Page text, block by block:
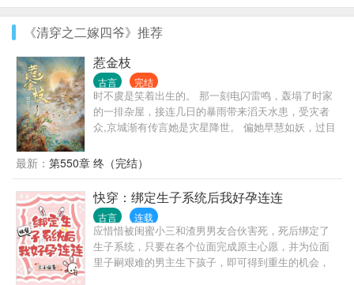
《清穿之二嫁四爷》推荐
惹金枝
古言 完结
时不虞是笑着出生的。 那一刻电闪雷鸣，轰塌了时家
的一排杂屋，接连几日的暴雨带来滔天水患，受灾者
众,京城渐有传言她是灾星降世。 偏她早慧如妖，过目
都使人来问。 如众人所愿的，时不虞三岁就慧极早夭
了。 十五年后，镇守边境的忠勇侯叛国失城，忠勇侯
府满门获罪，无人不骂时家的不忠不义，连早夭的灾
星都再次被提及。 临窗而坐的时不虞听笑了，灾星？
那她得把这名头坐实了。
最新： 第550章 终（完结）
快穿：绑定生子系统后我好孕连连
古言 连载
应惜惜被闺蜜小三和渣男男友合伙害死，死后绑定了
生子系统，只要在各个位面完成原主心愿，并为位面
里子嗣艰难的男主生下孩子，即可得到重生的机会，